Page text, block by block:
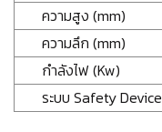
ความสูง (mm)
ความลึก (mm)
กำลังไฟ (Kw)
ระบบ Safety Device